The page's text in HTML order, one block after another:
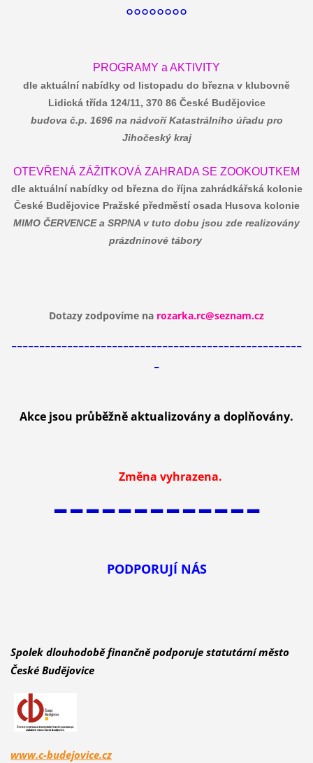
°°°°°°°°
PROGRAMY a AKTIVITY
dle aktuální nabídky od listopadu do března v klubovně
Lidická třída 124/11, 370 86 České Budějovice
budova č.p. 1696 na nádvoří Katastrálního úřadu pro
Jihočeský kraj
OTEVŘENÁ ZÁŽITKOVÁ ZAHRADA SE ZOOKOUTKEM
dle aktuální nabídky od března do října zahrádkářská kolonie
České Budějovice Pražské předměstí osada Husova kolonie
MIMO ČERVENCE a SRPNA v tuto dobu jsou zde realizovány
prázdninové tábory
Dotazy zodpovíme na rozarka.rc@seznam.cz
----------------------------------------------------
-
Akce jsou průběžně aktualizovány a doplňovány.
Změna vyhrazena.
-------------
PODPORUJÍ NÁS
Spolek dlouhodobě finančně podporuje statutární město
České Budějovice
www.c-budejovice.cz